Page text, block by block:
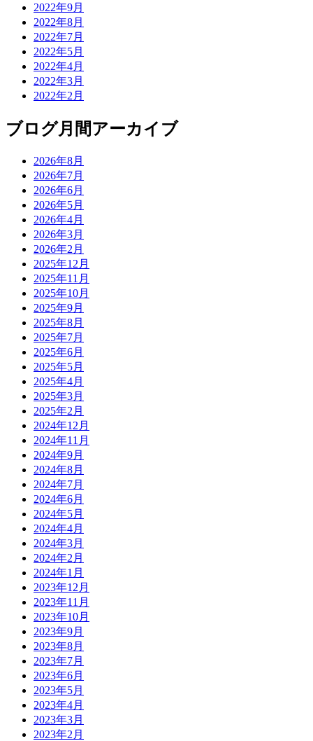
2022年9月
2022年8月
2022年7月
2022年5月
2022年4月
2022年3月
2022年2月
ブログ月間アーカイブ
2026年8月
2026年7月
2026年6月
2026年5月
2026年4月
2026年3月
2026年2月
2025年12月
2025年11月
2025年10月
2025年9月
2025年8月
2025年7月
2025年6月
2025年5月
2025年4月
2025年3月
2025年2月
2024年12月
2024年11月
2024年9月
2024年8月
2024年7月
2024年6月
2024年5月
2024年4月
2024年3月
2024年2月
2024年1月
2023年12月
2023年11月
2023年10月
2023年9月
2023年8月
2023年7月
2023年6月
2023年5月
2023年4月
2023年3月
2023年2月